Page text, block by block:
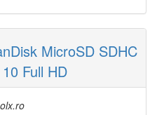
MicroSD SDHC
Full HD